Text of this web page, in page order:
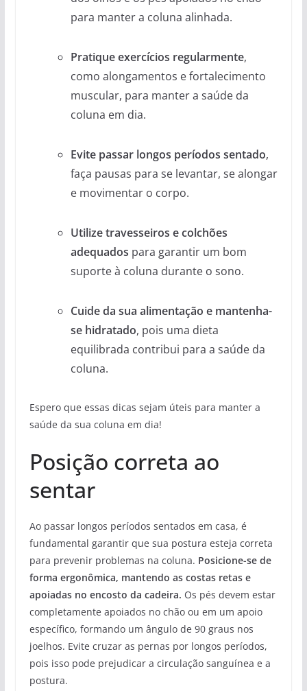
para manter a coluna alinhada.
Pratique exercícios regularmente,
como alongamentos e fortalecimento
muscular, para manter a saúde da
coluna em dia.
Evite passar longos períodos sentado,
faça pausas para se levantar, se alongar
e movimentar o corpo.
Utilize travesseiros e colchões
adequados para garantir um bom
suporte à coluna durante o sono.
Cuide da sua alimentação e mantenha-
se hidratado, pois uma dieta
equilibrada contribui para a saúde da
coluna.
Espero que essas dicas sejam úteis para manter a
saúde da sua coluna em dia!
Posição correta ao
sentar
Ao passar longos períodos sentados em casa, é
fundamental garantir que sua postura esteja correta
para prevenir problemas na coluna. Posicione-se de
forma ergonômica, mantendo as costas retas e
apoiadas no encosto da cadeira. Os pés devem estar
completamente apoiados no chão ou em um apoio
específico, formando um ângulo de 90 graus nos
joelhos. Evite cruzar as pernas por longos períodos,
pois isso pode prejudicar a circulação sanguínea e a
postura.